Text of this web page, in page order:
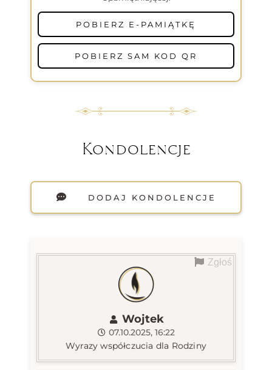
POBIERZ E-PAMIĄTKĘ
POBIERZ SAM KOD QR
Kondolencje
DODAJ KONDOLENCJE
Wojtek
07.10.2025, 16:22
Wyrazy współczucia dla Rodziny
Zgłoś